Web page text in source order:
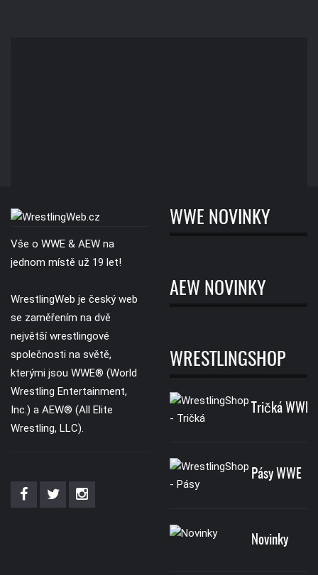
Vše o WWE & AEW na
jednom místě už 19 let!
WrestlingWeb je český web
se zaměřením na dvě
největší wrestlingové
společnosti na světě,
kterými jsou WWE® (World
Wrestling Entertainment,
Inc.) a AEW® (All Elite
Wrestling, LLC).
WWE NOVINKY
AEW NOVINKY
WRESTLINGSHOP
Tričká WWE
Pásy WWE
Novinky